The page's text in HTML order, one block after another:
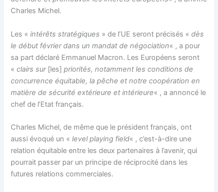
Charles Michel.
Les «intérêts stratégiques » de l’UE seront précisés «dès
le début février dans un mandat de négociation« , a pour
sa part déclaré Emmanuel Macron. Les Européens seront
«clairs sur[les]priorités, notamment les conditions de
concurrence équitable, la pêche et notre coopération en
matière de sécurité extérieure et intérieure« , a annoncé le
chef de l’Etat français.
Charles Michel, de même que le président français, ont
aussi évoqué un «level playing field« , c’est-à-dire une
relation équitable entre les deux partenaires à l’avenir, qui
pourrait passer par un principe de réciprocité dans les
futures relations commerciales.